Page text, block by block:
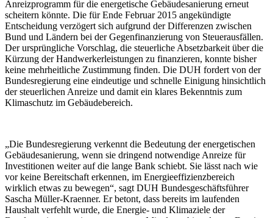
Anreizprogramm für die energetische Gebäudesanierung erneut
scheitern könnte. Die für Ende Februar 2015 angekündigte
Entscheidung verzögert sich aufgrund der Differenzen zwischen
Bund und Ländern bei der Gegenfinanzierung von Steuerausfällen.
Der ursprüngliche Vorschlag, die steuerliche Absetzbarkeit über die
Kürzung der Handwerkerleistungen zu finanzieren, konnte bisher
keine mehrheitliche Zustimmung finden. Die DUH fordert von der
Bundesregierung eine eindeutige und schnelle Einigung hinsichtlich
der steuerlichen Anreize und damit ein klares Bekenntnis zum
Klimaschutz im Gebäudebereich.
„Die Bundesregierung verkennt die Bedeutung der energetischen
Gebäudesanierung, wenn sie dringend notwendige Anreize für
Investitionen weiter auf die lange Bank schiebt. Sie lässt nach wie
vor keine Bereitschaft erkennen, im Energieeffizienzbereich
wirklich etwas zu bewegen“, sagt DUH Bundesgeschäftsführer
Sascha Müller-Kraenner. Er betont, dass bereits im laufenden
Haushalt verfehlt wurde, die Energie- und Klimaziele der